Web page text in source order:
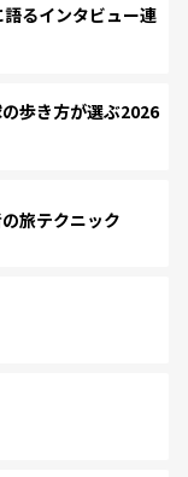
るインタビュー連
歩き方が選ぶ2026
旅テクニック